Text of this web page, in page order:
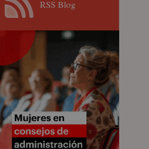
RSS Blog